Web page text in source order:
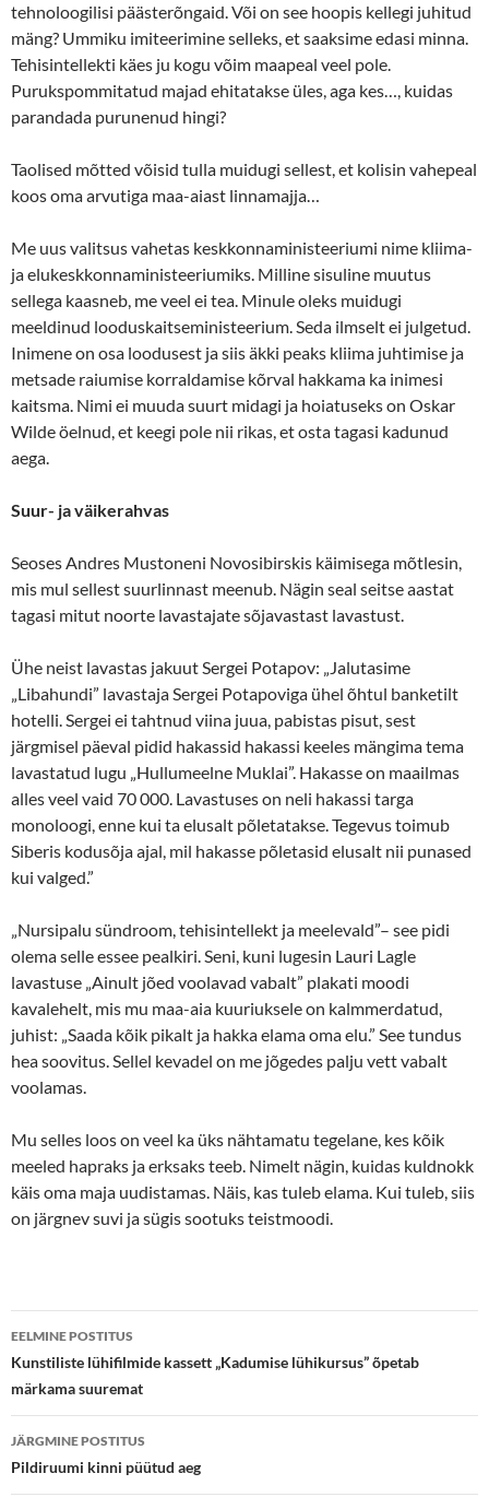
tehnoloogilisi päästerõngaid. Või on see hoopis kellegi juhitud
mäng? Ummiku imiteerimine selleks, et saaksime edasi minna.
Tehisintellekti käes ju kogu võim maapeal veel pole.
Purukspommitatud majad ehitatakse üles, aga kes…, kuidas
parandada purunenud hingi?
Taolised mõtted võisid tulla muidugi sellest, et kolisin vahepeal
koos oma arvutiga maa-aiast linnamajja…
Me uus valitsus vahetas keskkonnaministeeriumi nime kliima-
ja elukeskkonnaministeeriumiks. Milline sisuline muutus
sellega kaasneb, me veel ei tea. Minule oleks muidugi
meeldinud looduskaitseministeerium. Seda ilmselt ei julgetud.
Inimene on osa loodusest ja siis äkki peaks kliima juhtimise ja
metsade raiumise korraldamise kõrval hakkama ka inimesi
kaitsma. Nimi ei muuda suurt midagi ja hoiatuseks on Oskar
Wilde öelnud, et keegi pole nii rikas, et osta tagasi kadunud
aega.
Suur- ja väikerahvas
Seoses Andres Mustoneni Novosibirskis käimisega mõtlesin,
mis mul sellest suurlinnast meenub. Nägin seal seitse aastat
tagasi mitut noorte lavastajate sõjavastast lavastust.
Ühe neist lavastas jakuut Sergei Potapov: „Jalutasime
„Libahundi” lavastaja Sergei Potapoviga ühel õhtul banketilt
hotelli. Sergei ei tahtnud viina juua, pabistas pisut, sest
järgmisel päeval pidid hakassid hakassi keeles mängima tema
lavastatud lugu „Hullumeelne Muklai”. Hakasse on maailmas
alles veel vaid 70 000. Lavastuses on neli hakassi targa
monoloogi, enne kui ta elusalt põletatakse. Tegevus toimub
Siberis kodusõja ajal, mil hakasse põletasid elusalt nii punased
kui valged.”
„Nursipalu sündroom, tehisintellekt ja meelevald”– see pidi
olema selle essee pealkiri. Seni, kuni lugesin Lauri Lagle
lavastuse „Ainult jõed voolavad vabalt” plakati moodi
kavalehelt, mis mu maa-aia kuuriuksele on kalmmerdatud,
juhist: „Saada kõik pikalt ja hakka elama oma elu.” See tundus
hea soovitus. Sellel kevadel on me jõgedes palju vett vabalt
voolamas.
Mu selles loos on veel ka üks nähtamatu tegelane, kes kõik
meeled hapraks ja erksaks teeb. Nimelt nägin, kuidas kuldnokk
käis oma maja uudistamas. Näis, kas tuleb elama. Kui tuleb, siis
on järgnev suvi ja sügis sootuks teistmoodi.
Postituste
töölaud
EELMINE POSTITUS
Kunstiliste lühifilmide kassett „Kadumise lühikursus” õpetab
märkama suuremat
JÄRGMINE POSTITUS
Pildiruumi kinni püütud aeg